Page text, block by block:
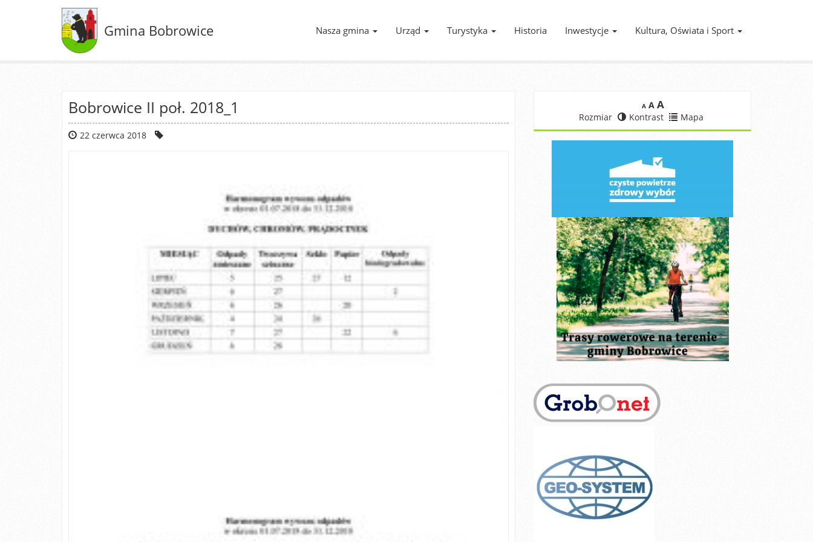
Gmina Bobrowice Nasza gmina Urząd Turystyka Historia Inwestycje Kultura, Oświata i Sport
Bobrowice II poł. 2018_1
22 czerwca 2018
A A A
Rozmiar Kontrast Mapa